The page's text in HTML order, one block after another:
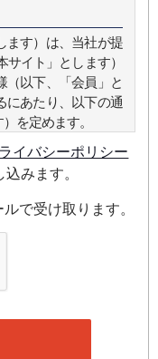
ます）は、当社が提
サイト」とします）
（以下、「会員」と
にあたり、以下の通
を定めます。
ついて規定したも
関の役職員、事業
もしくは専門家の
、登録の申し込み
イバシーポリシー
みます。
で受け取ります。